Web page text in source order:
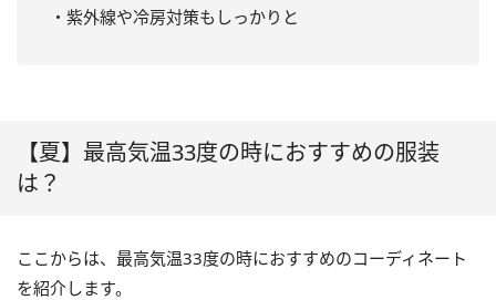
・紫外線や冷房対策もしっかりと
【夏】最高気温33度の時におすすめの服装
は？
ここからは、最高気温33度の時におすすめのコーディネート
を紹介します。